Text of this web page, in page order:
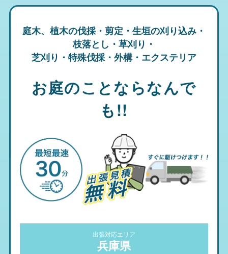
庭木、植木の伐採・剪定・生垣の刈り込み・
枝落とし・草刈り・
芝刈り・特殊伐採・外構・エクステリア
お庭のことならなんで
も!!
出張対応エリア
兵庫県